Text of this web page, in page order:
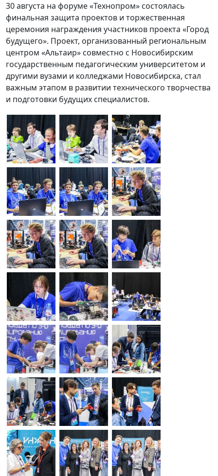
30 августа на форуме «Технопром» состоялась
финальная защита проектов и торжественная
церемония награждения участников проекта «Город
будущего». Проект, организованный региональным
центром «Альтаир» совместно с Новосибирским
государственным педагогическим университетом и
другими вузами и колледжами Новосибирска, стал
важным этапом в развитии технического творчества
и подготовки будущих специалистов.